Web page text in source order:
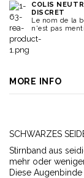
COLIS
DISCRET
Le nom de la
n'est pas
MORE INFO
SCHWARZES
Stirnband aus
mehr oder
Diese